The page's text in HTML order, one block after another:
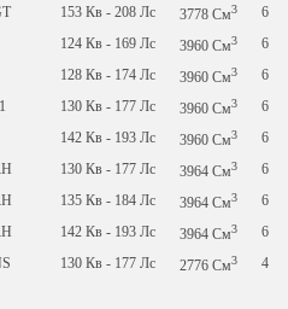
153 Кв - 208 Лс 3778 См3
6
124 Кв - 169 Лс 3960 См3
6
128 Кв - 174 Лс 3960 См3
6
130 Кв - 177 Лс 3960 См3
6
142 Кв - 193 Лс 3960 См3
6
130 Кв - 177 Лс 3964 См3
6
135 Кв - 184 Лс 3964 См3
6
142 Кв - 193 Лс 3964 См3
6
130 Кв - 177 Лс 2776 См3 4